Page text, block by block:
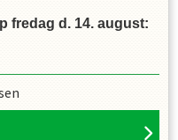
fredag d. 14. august: